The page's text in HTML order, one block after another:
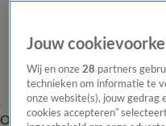
Overzicht Laatste nieuws
Jouw
Wij en onze28 partners
technieken om informatie te
onze website(s), jouw gedrag
cookies accepteren”